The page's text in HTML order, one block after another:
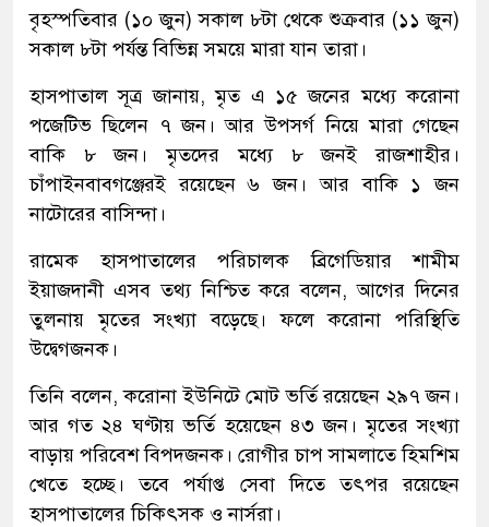
বৃহস্পতিবার (১০ জুন) সকাল ৮টা থেকে শুক্রবার (১১ জুন)
সকাল ৮টা পর্যন্ত বিভিন্ন সময়ে মারা যান তারা।
হাসপাতাল সূত্র জানায়, মৃত এ ১৫ জনের মধ্যে করোনা
পজেটিভ ছিলেন ৭ জন। আর উপসর্গ নিয়ে মারা গেছেন
বাকি ৮ জন। মৃতদের মধ্যে ৮ জনই রাজশাহীর।
চাঁপাইনবাবগঞ্জেরই রয়েছেন ৬ জন। আর বাকি ১ জন
নাটোরের বাসিন্দা।
রামেক হাসপাতালের পরিচালক ব্রিগেডিয়ার শামীম
ইয়াজদানী এসব তথ্য নিশ্চিত করে বলেন, আগের দিনের
তুলনায় মৃতের সংখ্যা বড়েছে। ফলে করোনা পরিস্থিতি
উদ্বেগজনক।
তিনি বলেন, করোনা ইউনিটে মোট ভর্তি রয়েছেন ২৯৭ জন।
আর গত ২৪ ঘণ্টায় ভর্তি হয়েছেন ৪৩ জন। মৃতের সংখ্যা
বাড়ায় পরিবেশ বিপদজনক। রোগীর চাপ সামলাতে হিমশিম
খেতে হচ্ছে। তবে পর্যাপ্ত সেবা দিতে তৎপর রয়েছেন
হাসপাতালের চিকিৎসক ও নার্সরা।